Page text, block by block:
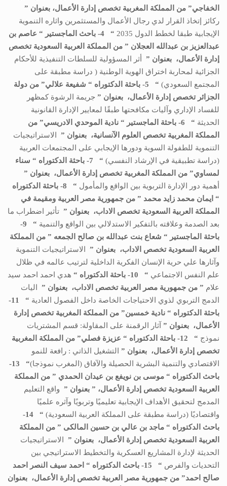
الخفاجي” من المملكة المغربية تخصص إدارة الأعمال، بعنوان ”
ركائز إتخاذ القرار لدي رجال الأعمال والمستثمرين واثاره التنموية
الإيجابية طبقا لخطط الدول 2035
“ 4- باحث الماجستير “ عاصم بن
عبدالعزيز بن عبدالله العجلان ” من المملكة العربية السعوديةتخصص
إدارة الأعمال، بعنوان ”
أثر المسؤولية للسلطات التنفيذية للأحكام
الجزائية لمحاربة اختراق الهوية الوطنية ( دراسة مطبقة على
المجتمع السعودي) “ 5- باحثة الدكتوراه “ شفيعة علالي” من دولة
الجزائرتخصص إدارة الأعمال، بعنوان ” جريمة الرشوة كمظهر
للفساد الإداري وآليات مكافحتها طبقًا لمعايير الإدارة القانونية
الحديثة “ 6- باحثة الماجستير “ نادية الموحدي الادريسي” من
المملكة المغربية تخصص العلوم الآنسانية، بعنوان ”
الاستراتيجيات
التنموية للطفولة السوية ودورها الإيجابي على المجتمعات العربية
(دراسة تطبيقية في الإرشاد النفسي) “ 7- باحثة الدكتوراه “
سناء
لمساوي” من المملكة المغربية تخصص إدارة الأعمال، بعنوان ”
أهمية دور الإدارة التربوية بين الواقع والمأمول “
8- باحثة الدكتوراه
“ ايمان محمد زايد محمد ” من جمهورية مصر العربية ومقيمة في
المملكة العربية السعودية تخصص الاداب، بعنوان ” تأثير اضطراب ما
بعد الصدمة وعلاقته بالتفكير الاستدلالي بين الواقع والتنمية “
9-
باحثة
الماجستير “ شعاع بنت عبدالله بن صالح الجمعه ” من
المملكة
العربية السعوديةتخصص الاداب، بعنوان ”
الاستراتيجيات التنموية
وآثارها علي حرية الإنسان الفكرية الداخلية لترتيب عالمه في ظلال
علم النفس الاجتماعي “ 10- باحثة الدكتوراه “
هدي احمد احمد سيد
علام ” من جمهورية مصر العربية تخصص الاداب، بعنوان ”
اليات
الدمج التربوي لذوي الاحتياجات الخاصة داخل الفصول العادية “
11-
باحثة الدكتوراه “ نادية خمسين” من المملكة المغربية تخصص إدارة
الأعمال، بعنوان ” آثار الرقمنة على المقاولة: قسم المشتريات
نموذج “ 12- باحثة الدكتوراه “ عزيزة فصلي” من المملكة المغربية
تخصص إدارة الأعمال، بعنوان ”
التشغيل الذاتي : رافعة للنمو
الاقتصادي والتنمية البشرية الحصيلة والآفاق (المغرب نموذجا)“
13-
باحث الدكتوراه “ موسى بن نويفع بن عيدان الحمدي ” من
المملكة
العربية السعودية تخصص إدارة الأعمال، ” بعنوان ” واقع التعليم
المدمج لتحقيق الأهداف الإيجابية تعليميًا وتربويًا وآثره علميًا
واقتصاديًا (دراسة مطبقة على المملكة العربية السعودية) “
14-
باحث الدكتوراه “ ماجد بن عالي بن حسين المالكى ” من
المملكة
العربية السعودية تخصص إدارة الأعمال، بعنوان ”
الاستراتيجيات
الحديثة لإدارة المشاريع العسكرية والتخطيط الاستراتيجي بين
التحديات والفرص “ 15- باحث الدكتوراه “
احمد سيف النصر احمد
صالح احمد” من جمهورية مصر العربيةتخصص إدارة الأعمال، بعنوان